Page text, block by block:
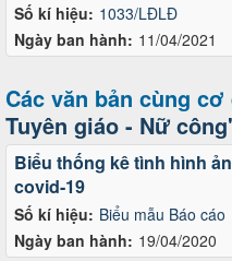
Số kí hiệu: 1033/LĐLĐ
Ngày ban hành: 11/04/2021
Các văn bản cùng
Tuyên giáo - Nữ
Số kí hiệu: Biểu mẫu Báo cáo
Ngày ban hành: 19/04/2020
Biểu thống kê tình hình
covid-19